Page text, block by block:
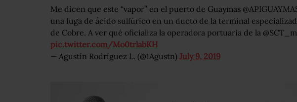
Me dicen que este “vapor” en el puerto de Guaymas
una fuga de ácido sulfúrico en un ducto de la terminal
de Cobre. A ver qué oficializa la operadora portuaria de la
pic.twitter.com/Mo0trlabKH
— Agustín Rodríguez L. (@1Agustn) July 9, 2019